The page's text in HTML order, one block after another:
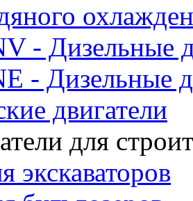
- Дизельные
- Дизельные
двигатели
для
экскаваторов